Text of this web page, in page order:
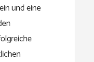
und eine